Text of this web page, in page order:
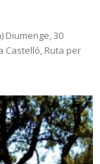
Diumenge, 30
Castelló, Ruta per